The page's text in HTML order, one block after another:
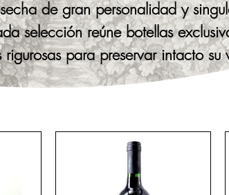
de gran personalidad y
selección reúne botellas
para preservar intacto
las cavas más exigentes,